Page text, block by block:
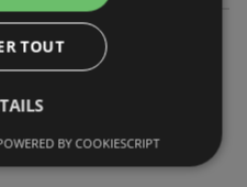
TOUT
BY COOKIESCRIPT